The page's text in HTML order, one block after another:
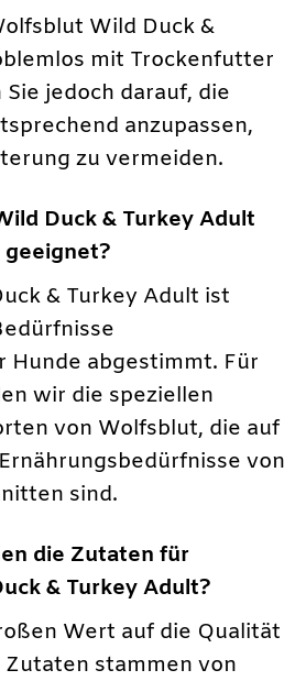
Wild Duck &
mit Trockenfutter
jedoch darauf, die
anzupassen,
zu vermeiden.
Duck & Turkey Adult
geeignet?
& Turkey Adult ist
Hunde abgestimmt. Für
wir die speziellen
von Wolfsblut, die auf
von
sind.
die Zutaten für
& Turkey Adult?
Wert auf die Qualität
stammen von